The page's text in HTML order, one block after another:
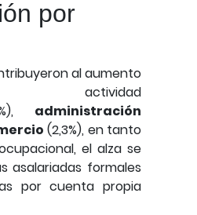
por
al aumento
administración
(2,3%), en tanto
el alza se
asalariadas formales
por cuenta propia